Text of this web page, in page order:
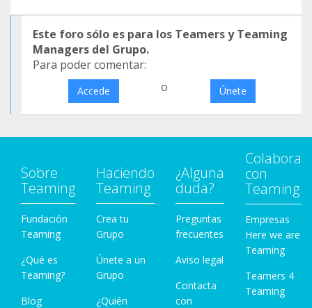
Este foro sólo es para los Teamers y Teaming
Managers del Grupo.
Para poder comentar:
Accede o Únete
Sobre
Teaming
Fundación
Teaming
¿Qué es
Teaming?
Blog
Haciendo
Teaming
Crea tu
Grupo
Únete a un
Grupo
¿Quién
¿Alguna
duda?
Preguntas
frecuentes
Aviso legal
Contacta
con
Colabora
con
Teaming
Empresas
Here we are
Teaming
Teamers 4
Teaming